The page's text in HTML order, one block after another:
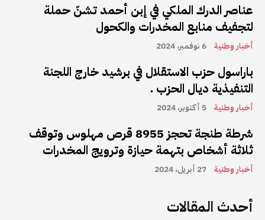
عناصر الدرك الملكي في إبن أحمد تشنّ حملة
لتجفيف منابع المخدرات والكحول
أخبار وطنية 6 نوفمبر، 2024
باراسول حزب الاستقلال في برشيد خارج اللجنة
التنفيذية ديال الحزب .
أخبار وطنية 5 أكتوبر، 2024
شرطة طنجة تحجز 8955 قرص مهلوس وتوقف
ثلاثة أشخاص بتهمة حيازة وترويج المخدرات
أخبار وطنية 27 أبريل، 2024
أحدث المقالات